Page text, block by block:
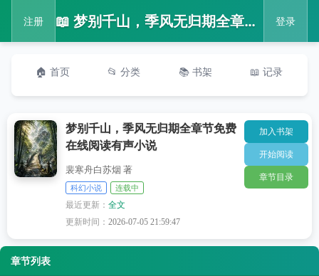
注册 📖 梦别千山，季风无归期全章节免费在线阅读有声小说 登录
🏠 首页 📂 分类 📚 书架 📖 记录
梦别千山，季风无归期全章节免费
在线阅读有声小说
裴寒舟白苏烟 著
科幻小说 连载中
最近更新：全文
更新时间：2026-07-05 21:59:47
加入书架
开始阅读
章节目录
章节列表